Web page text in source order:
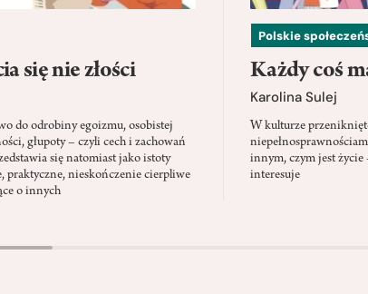
się nie złości
do odrobiny egoizmu, osobistej
głupoty – czyli cech i zachowań
się natomiast jako istoty
praktyczne, nieskończenie cierpliwe
o innych
Polskie
Każdy coś
Karolina Sulej
W kulturze
innym, czym jest
interesuje